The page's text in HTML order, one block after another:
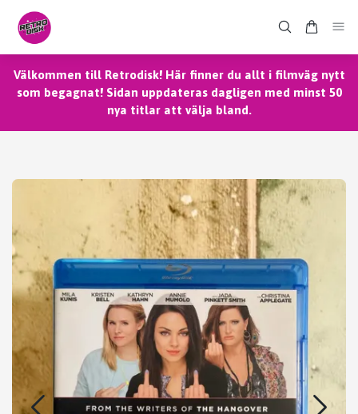
Välkommen till Retrodisk! Här finner du allt i filmväg nytt
som begagnat! Sidan uppdateras dagligen med minst 50
nya titlar att välja bland.